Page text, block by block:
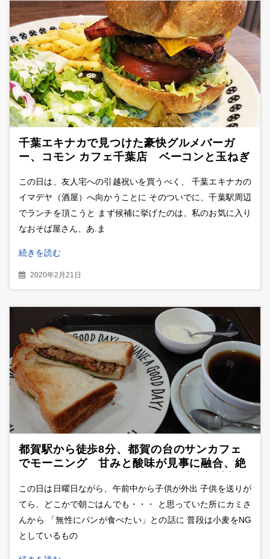
千葉エキナカで見つけた豪快グルメバーガ
ー、コモン カフェ千葉店 ベーコンと玉ねぎ
ーズバーガー
この日は、友人宅への引越祝いを買うべく、 千葉エキナカの
イマデヤ（酒屋）へ向かうことに そのついでに、千葉駅周辺
でランチを頂こうと まず候補に挙げたのは、私のお気に入り
なおそば屋さん、あ.ま
続きを読む
2020年2月21日
都賀駅から徒歩8分、都賀の台のサンカフェ
でモーニング 甘みと酸味が見事に融合、絶
この日は日曜日ながら、午前中から子供が外出 子供を送りが
てら、どこかで朝ごはんでも・・・ と思っていた所にカミさ
んから 「無性にパンが食べたい」との話に 普段は小麦をNG
としているもの